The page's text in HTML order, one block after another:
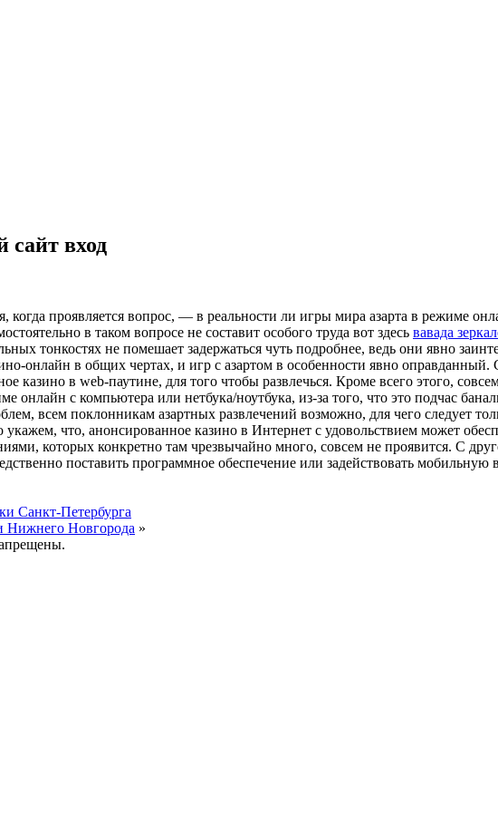
вход
когда проявляется вопрос, — в реальности ли игры мира азарта в режиме
в таком вопросе не составит особого труда вот здесь вавада
тонкостях не помешает задержаться чуть подробнее, ведь они явно
онлайн в общих чертах, и игр с азартом в особенности явно
казино в web-паутине, для того чтобы развлечься. Кроме всего этого,
онлайн с компьютера или нетбука/ноутбука, из-за того, что это подчас
всем поклонникам азартных развлечений возможно, для чего следует
что, анонсированное казино в Интернет с удовольствием может
которых конкретно там чрезвычайно много, совсем не проявится. С
поставить программное обеспечение или задействовать
Санкт-Петербурга
Нижнего Новгорода »